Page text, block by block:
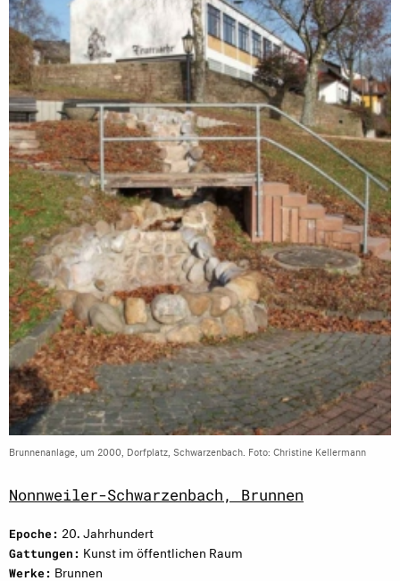
Brunnenanlage, um 2000, Dorfplatz, Schwarzenbach. Foto: Christine Kellermann
Nonnweiler-Schwarzenbach, Brunnen
Epoche: 20. Jahrhundert
Gattungen: Kunst im öffentlichen Raum
Werke: Brunnen